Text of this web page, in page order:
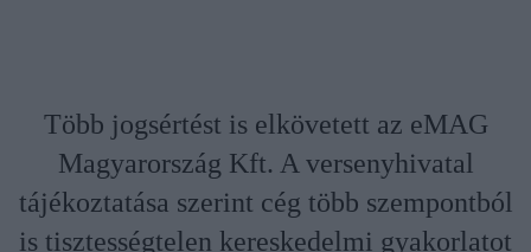
Több jogsértést is elkövetett az eMAG
Magyarország Kft. A versenyhivatal
tájékoztatása szerint cég több szempontból
is tisztességtelen kereskedelmi gyakorlatot